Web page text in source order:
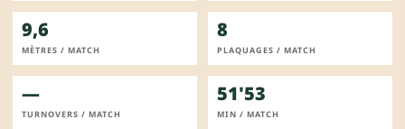
9,6
MÈTRES / MATCH
8
PLAQUAGES / MATCH
—
TURNOVERS / MATCH
51'53
MIN / MATCH